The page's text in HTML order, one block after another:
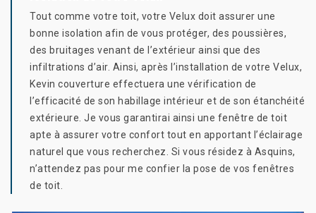
Tout comme votre toit, votre Velux doit assurer une
bonne isolation afin de vous protéger, des poussières,
des bruitages venant de l’extérieur ainsi que des
infiltrations d’air. Ainsi, après l’installation de votre Velux,
Kevin couverture effectuera une vérification de
l’efficacité de son habillage intérieur et de son étanchéité
extérieure. Je vous garantirai ainsi une fenêtre de toit
apte à assurer votre confort tout en apportant l’éclairage
naturel que vous recherchez. Si vous résidez à Asquins,
n’attendez pas pour me confier la pose de vos fenêtres
de toit.